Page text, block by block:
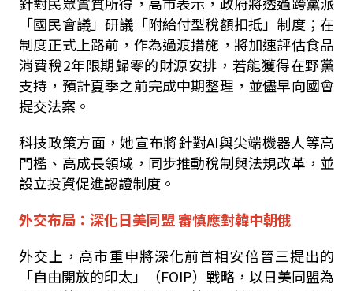
「國民會議」研議「附給付型稅額扣抵」制度；在
制度正式上路前，作為過渡措施，將加速評估食品
消費稅2年限期歸零的財源安排，若能獲得在野黨
支持，預計夏季之前完成中期整理，並儘早向國會
提交法案。
科技政策方面，她宣布將針對AI與尖端機器人等高
門檻、高成長領域，同步推動稅制與法規改革，並
設立投資促進認證制度。
外交布局：深化日美同盟 審慎應對韓中朝俄
外交上，高市重申將深化前首相安倍晉三提出的
「自由開放的印太」（FOIP）戰略，以日美同盟為